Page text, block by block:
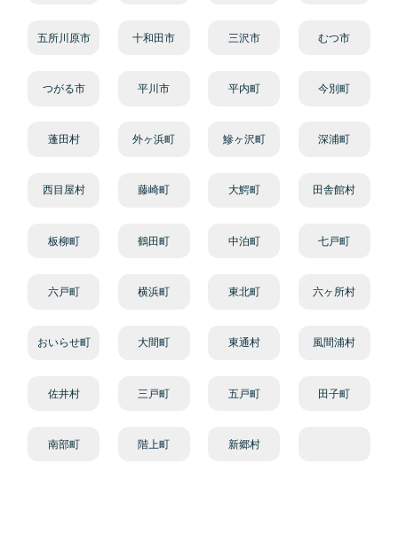
五所川原市 十和田市 三沢市 むつ市
つがる市 平川市 平内町 今別町
蓬田村 外ヶ浜町 鰺ヶ沢町 深浦町
西目屋村 藤崎町 大鰐町 田舎館村
板柳町 鶴田町 中泊町 七戸町
六戸町 横浜町 東北町 六ヶ所村
おいらせ町 大間町 東通村 風間浦村
佐井村 三戸町 五戸町 田子町
南部町 階上町 新郷村